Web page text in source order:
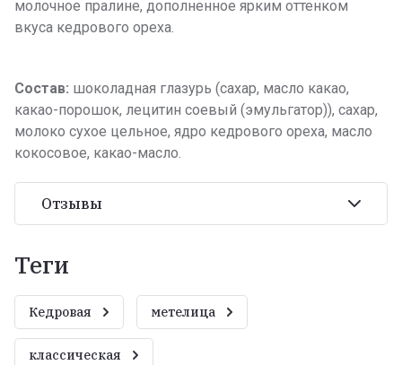
молочное пралине, дополненное ярким оттенком
вкуса кедрового ореха.
Состав: шоколадная глазурь (сахар, масло какао,
какао-порошок, лецитин соевый (эмульгатор)), сахар,
молоко сухое цельное, ядро кедрового ореха, масло
кокосовое, какао-масло.
Отзывы
теги
Кедровая метелица
классическая